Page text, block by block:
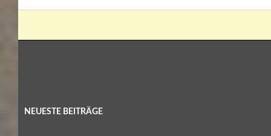
NEUESTE BEITRÄGE